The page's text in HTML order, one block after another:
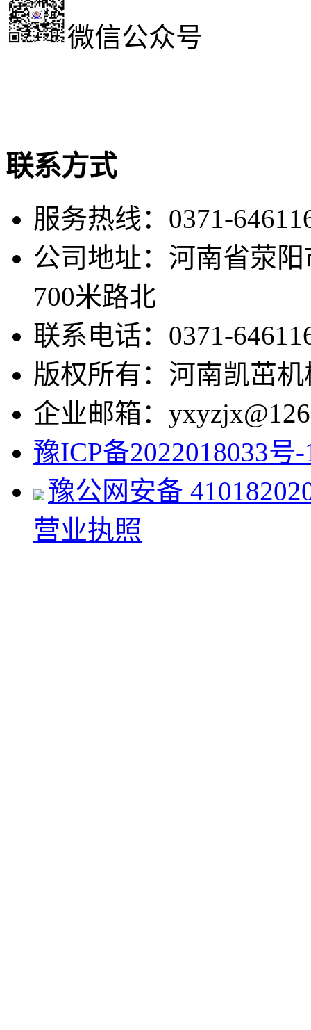
微信公众号
联系方式
服务热线：0371-
公司地址：河南省荥
700米路北
联系电话：0371-
版权所有：河南凯茁
企业邮箱：
豫ICP备2022018033号-
豫公网安备
营业执照